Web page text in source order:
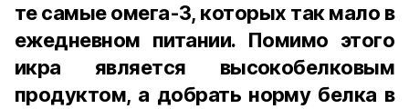
те самые омега-3, которых так мало в
ежедневном питании. Помимо этого
икра является высокобелковым
продуктом, а добрать норму белка в